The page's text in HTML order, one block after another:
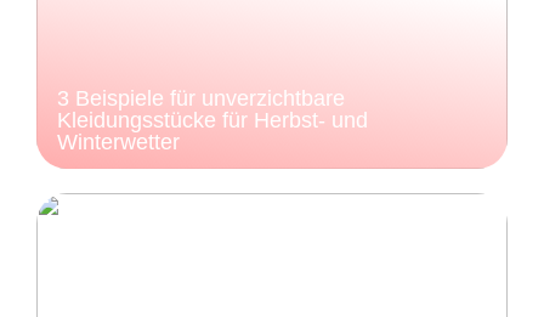
3 Beispiele für unverzichtbare
Kleidungsstücke für Herbst- und
Winterwetter